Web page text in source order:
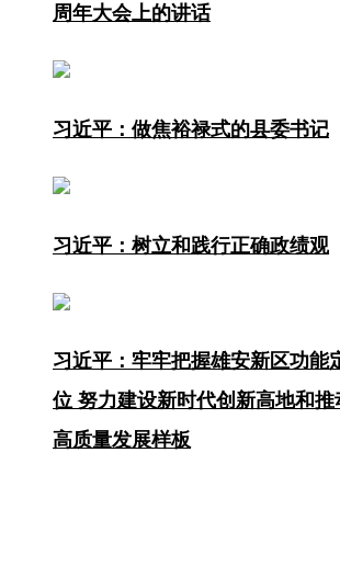
周年大会上的讲话
习近平：做焦裕禄式的县委书记
习近平：树立和践行正确政绩观
习近平：牢牢把握雄安新区功能
位 努力建设新时代创新高地和推
高质量发展样板